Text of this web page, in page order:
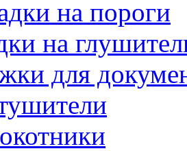
на пороги
на
для